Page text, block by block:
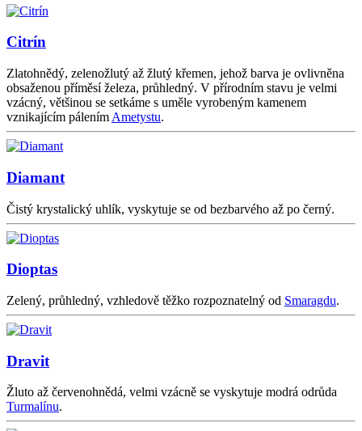
Citrín
Zlatohnědý, zelenožlutý až žlutý křemen, jehož barva je ovlivněna
obsaženou příměsí železa, průhledný. V přírodním stavu je velmi
vzácný, většinou se setkáme s uměle vyrobeným kamenem
vznikajícím pálením Ametystu.
Diamant
Čistý krystalický uhlík, vyskytuje se od bezbarvého až po černý.
Dioptas
Zelený, průhledný, vzhledově těžko rozpoznatelný od Smaragdu.
Dravit
Žluto až červenohnědá, velmi vzácně se vyskytuje modrá odrůda
Turmalínu.